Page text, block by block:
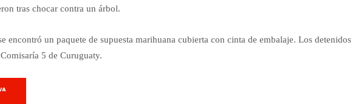
tras chocar contra un árbol.
encontró un paquete de supuesta marihuana cubierta con cinta de embalaje. Los detenidos
5 de Curuguaty.